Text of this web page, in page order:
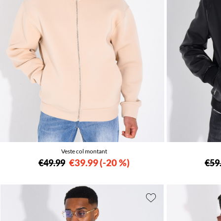
Veste col montant
€49.99 €39.99 -20 %